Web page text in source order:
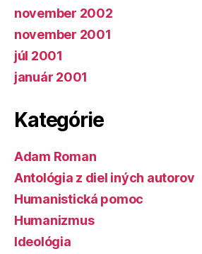
november 2002
november 2001
júl 2001
január 2001
Kategórie
Adam Roman
Antológia z diel iných autorov
Humanistická pomoc
Humanizmus
Ideológia